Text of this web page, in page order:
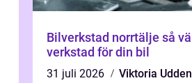
Bilverkstad norrtälje så väljer du rätt
verkstad för din bil
31 juli 2026
Viktoria